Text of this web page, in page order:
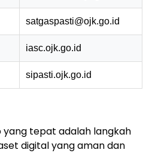
satgaspasti@ojk.go.id
iasc.ojk.go.id
sipasti.ojk.go.id
yang tepat adalah langkah
digital yang aman dan